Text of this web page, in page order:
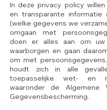
In deze privacy policy
en transparante informatie
(welke gegevens we
omgaan met
doen er alles aan om
waarborgen en gaan
om met persoonsgegevens.
houdt zich in alle
toepasselijke wet- en
waaronder de Algemene
Gegevensbescherming.